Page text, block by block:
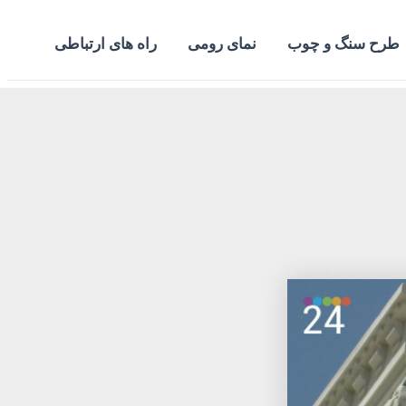
طرح سنگ و چوب نمای رومی راه های ارتباطی